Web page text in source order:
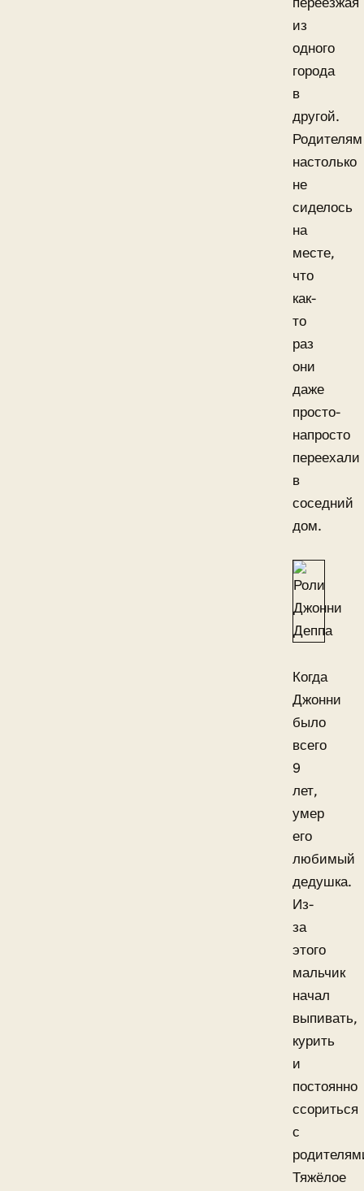
из
одного
города
в
другой.
Родителям
настолько
не
сиделось
на
месте,
что
как-
то
раз
они
даже
просто-
напросто
переехали
в
соседний
дом.
Когда
Джонни
было
всего
9
лет,
умер
его
любимый
дедушка.
Из-
за
этого
мальчик
начал
выпивать,
курить
и
постоянно
ссориться
с
Тяжёлое